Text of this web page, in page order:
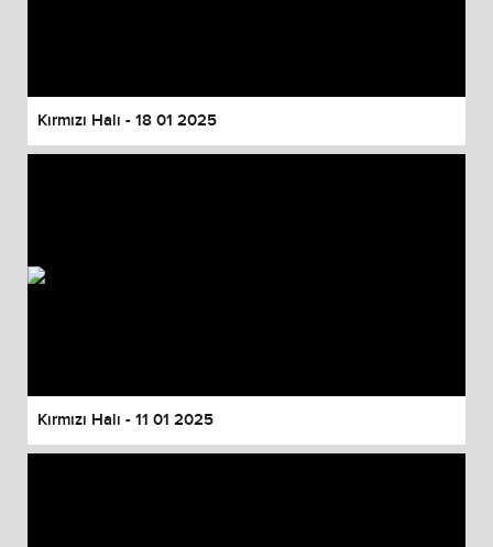
Kırmızı Halı - 18 01 2025
Kırmızı Halı - 11 01 2025